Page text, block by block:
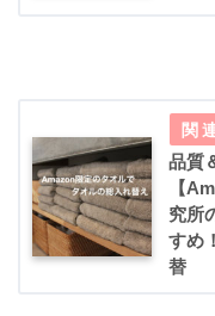
品質
【
究所
すめ
替